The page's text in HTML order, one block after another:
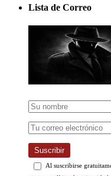
Al suscribirse
nuestrapolítica de privacidad